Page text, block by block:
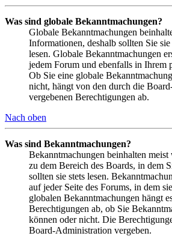
Was sind globale Bekanntmachungen?
Globale Bekanntmachungen
Informationen, deshalb sollten Sie
lesen. Globale Bekanntmachungen
jedem Forum und ebenfalls in Ihrem
Ob Sie eine globale
nicht, hängt von den durch die
vergebenen Berechtigungen ab.
Nach oben
Was sind Bekanntmachungen?
Bekanntmachungen beinhalten
zu dem Bereich des Boards, in dem
sollten sie stets lesen.
auf jeder Seite des Forums, in dem
globalen Bekanntmachungen hängt
Berechtigungen ab, ob Sie
können oder nicht. Die
Board-Administration vergeben.